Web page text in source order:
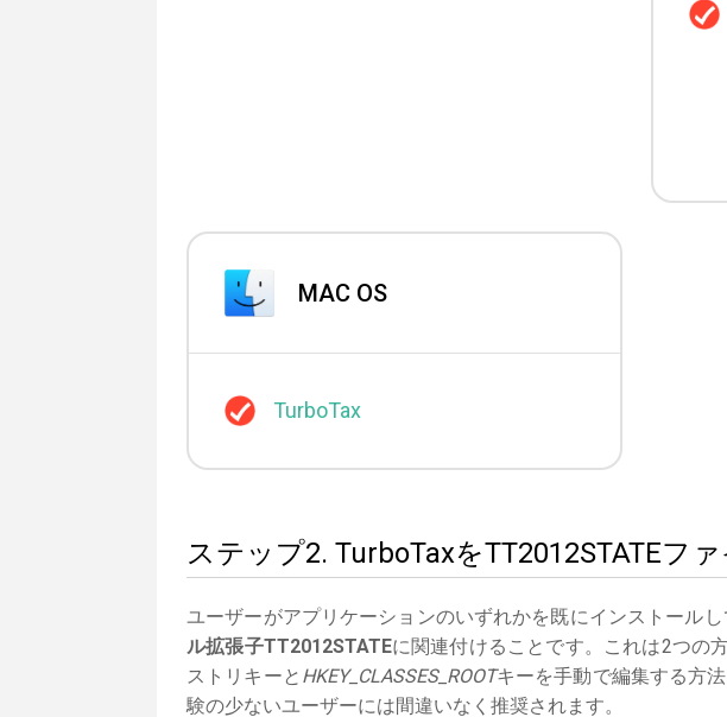
MAC OS
TurboTax
ステップ2. TurboTaxをTT2012STATEフ
ユーザーがアプリケーションのいずれかを既にインストール
ル拡張子TT2012STATEに関連付けることです。これは2つの
ストリキーと HKEY_CLASSES_ROOTキーを手動で編集する方
験の少ないユーザーには間違いなく推奨されます。